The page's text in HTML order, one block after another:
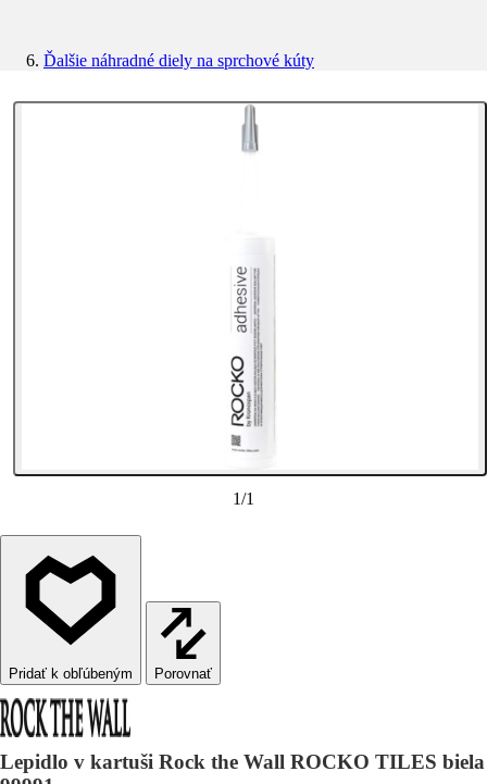
Ďalšie náhradné diely na sprchové kúty
1/1
Porovnať
Lepidlo v kartuši Rock the Wall ROCKO TILES biela